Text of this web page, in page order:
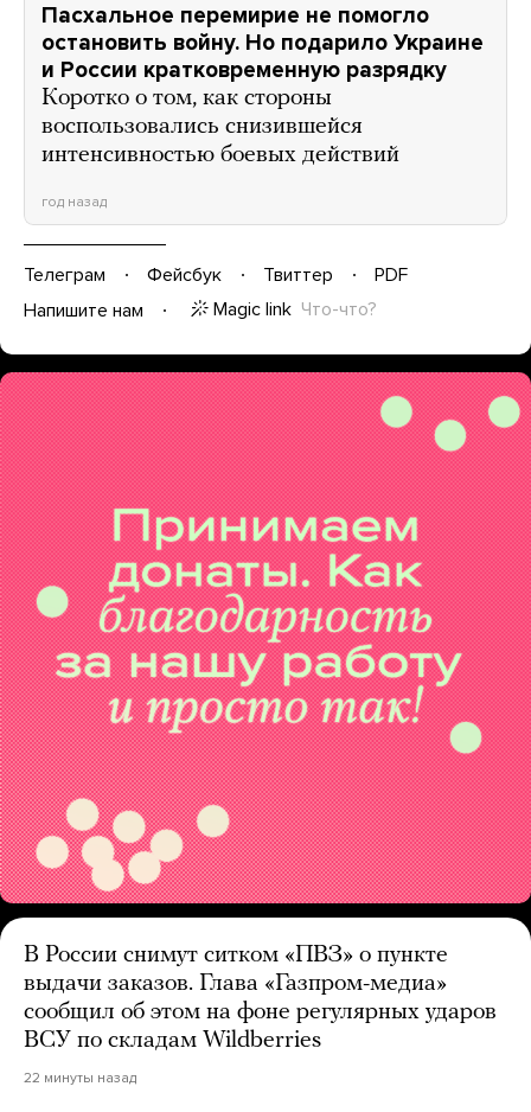
Пасхальное перемирие не помогло
остановить войну. Но подарило Украине
и России кратковременную разрядку
Коротко о том, как стороны
воспользовались снизившейся
интенсивностью боевых действий
год назад
Телеграм Фейсбук Твиттер
PDF
Напишите нам
Magic link Что-что?
В России снимут ситком «ПВЗ» о пункте
выдачи заказов. Глава «Газпром-медиа»
сообщил об этом на фоне регулярных ударов
ВСУ по складам Wildberries
22 минуты назад